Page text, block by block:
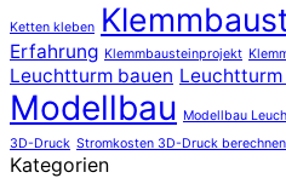
Ketten kleben
Erfahrung Klemmbausteinprojekt
Leuchtturm bauen Leuchtturm
Modellbau Modellbau
3D-Druck Stromkosten 3D-Druck berechnen
Kategorien